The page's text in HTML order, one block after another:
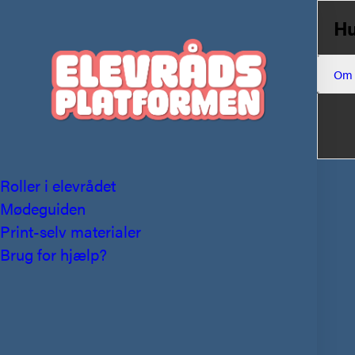
Roller i elevrådet
Mødeguiden
Print-selv materialer
Brug for hjælp?
Om